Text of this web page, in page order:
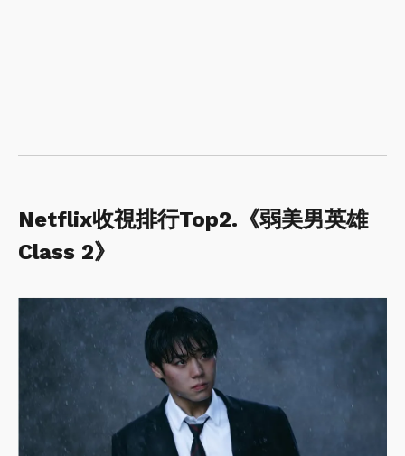
Netflix收視排行Top2.《弱美男英雄
Class 2》